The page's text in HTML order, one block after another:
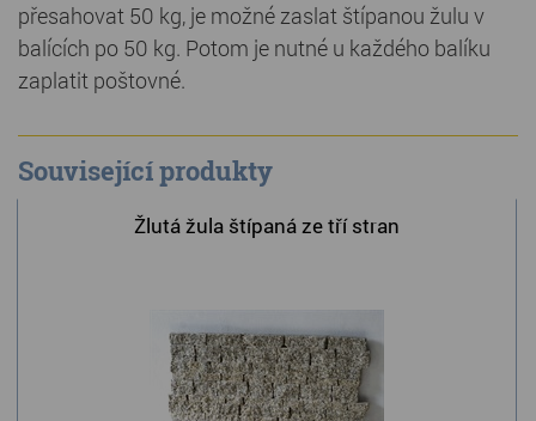
přesahovat 50 kg, je možné zaslat štípanou žulu v
balících po 50 kg. Potom je nutné u každého balíku
zaplatit poštovné.
Související produkty
Žlutá žula štípaná ze tří stran